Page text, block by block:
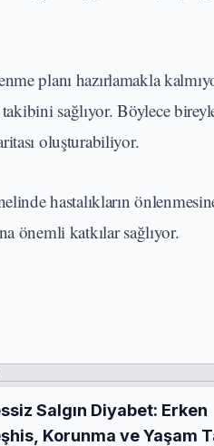
planı hazırlamakla
sağlıyor. Böylece
oluşturabiliyor.
hastalıkların
önemli katkılar sağlıyor.
Salgın Diyabet: Erken
Korunma ve Yaşam